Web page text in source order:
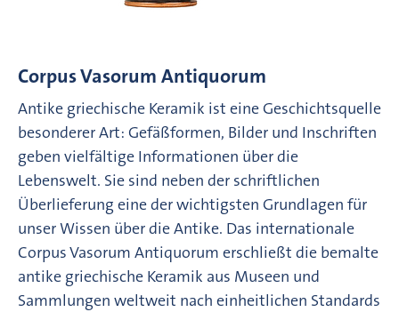
Corpus Vasorum Antiquorum
Antike griechische Keramik ist eine Geschichtsquelle
besonderer Art: Gefäßformen, Bilder und Inschriften
geben vielfältige Informationen über die
Lebenswelt. Sie sind neben der schriftlichen
Überlieferung eine der wichtigsten Grundlagen für
unser Wissen über die Antike. Das internationale
Corpus Vasorum Antiquorum erschließt die bemalte
antike griechische Keramik aus Museen und
Sammlungen weltweit nach einheitlichen Standards